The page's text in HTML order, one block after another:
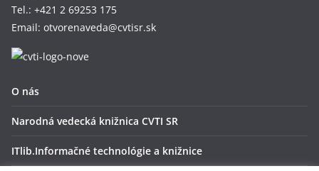
Tel.: +421 2 69253 175
Email: otvorenaveda@cvtisr.sk
O nás
Narodná vedecká knižnica CVTI SR
ITlib.Informačné technológie a knižnice